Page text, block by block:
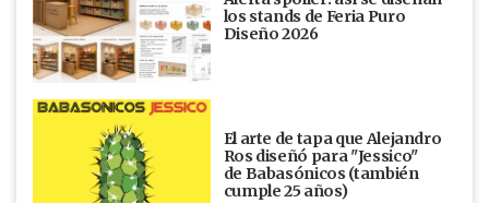
los stands de Feria Puro
Diseño 2026
El arte de tapa que Alejandro
Ros diseñó para "Jessico"
de Babasónicos (también
cumple 25 años)